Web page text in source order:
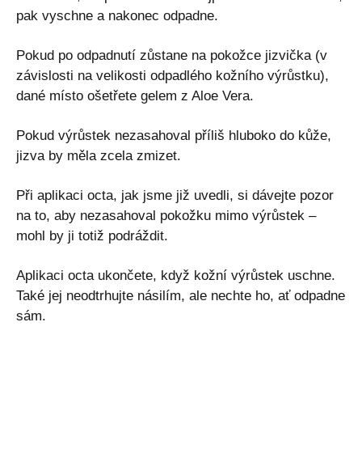
pak vyschne a nakonec odpadne.
Pokud po odpadnutí zůstane na pokožce jizvička (v
závislosti na velikosti odpadlého kožního výrůstku),
dané místo ošetřete gelem z Aloe Vera.
Pokud výrůstek nezasahoval příliš hluboko do kůže,
jizva by měla zcela zmizet.
Při aplikaci octa, jak jsme již uvedli, si dávejte pozor
na to, aby nezasahoval pokožku mimo výrůstek –
mohl by ji totiž podráždit.
Aplikaci octa ukončete, když kožní výrůstek uschne.
Také jej neodtrhujte násilím, ale nechte ho, ať odpadne
sám.